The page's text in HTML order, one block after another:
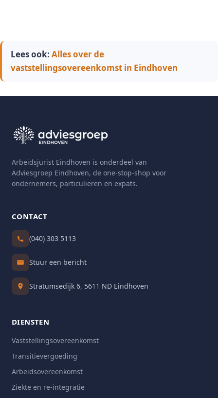
Lees ook: Alles over de
vaststellingsovereenkomst in Eindhoven
Arbeidsjurist Eindhoven is onderdeel van
Adviesgroep Eindhoven, de one-stop-shop voor
ondernemers, particulieren en expats.
CONTACT
(040) 303 5113
Stuur een bericht
Stratumsedijk 6, 5611 ND Eindhoven
DIENSTEN
Vaststellingsovereenkomst
Transitievergoeding
Arbeidsovereenkomst
Ziekte en re-integratie